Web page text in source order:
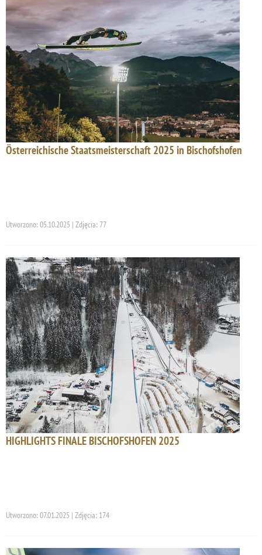
Österreichische Staatsmeisterschaft 2025 in Bischofshofen
Utworzono: 05.10.2025 | Zdjęcia: 77
HIGHLIGHTS FINALE BISCHOFSHOFEN 2025
Utworzono: 07.01.2025 | Zdjęcia: 174